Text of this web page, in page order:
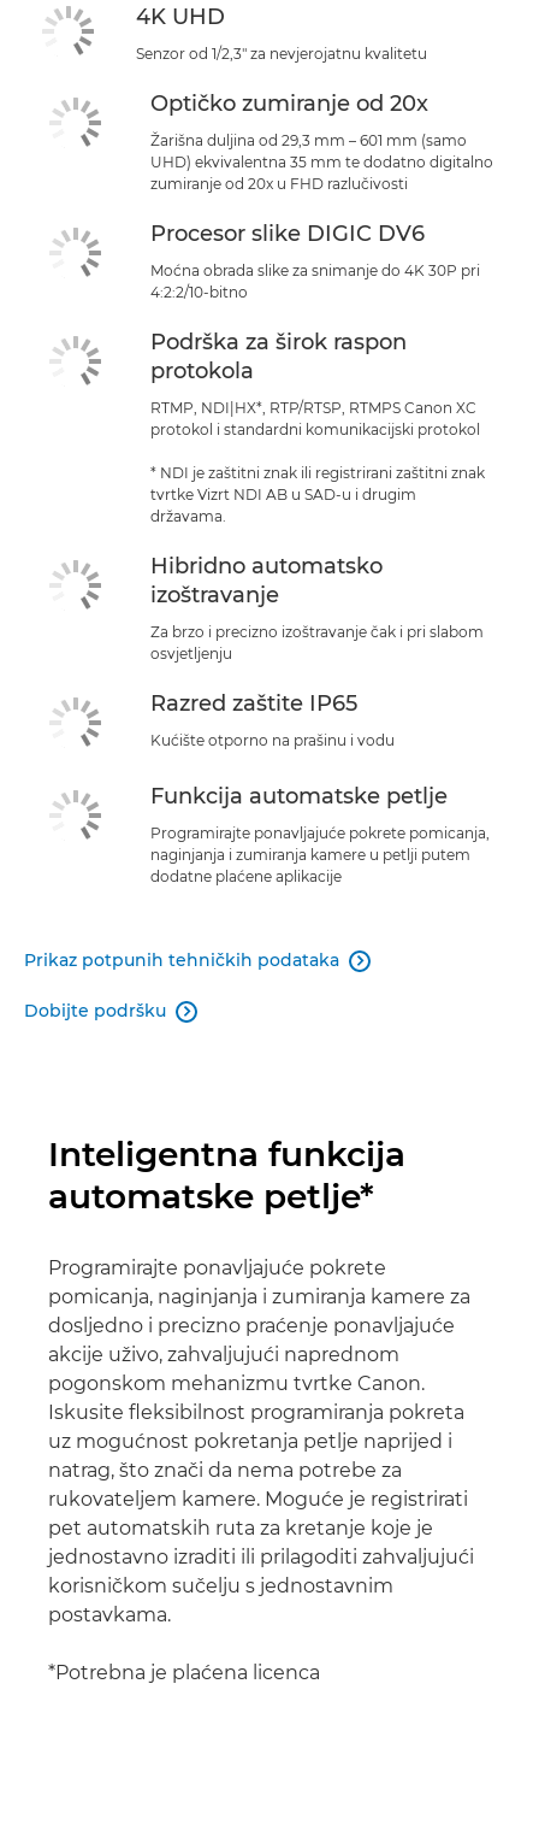
4K UHD
Senzor od 1/2,3" za nevjerojatnu kvalitetu
Optičko zumiranje od 20x
Žarišna duljina od 29,3 mm – 601 mm (samo
UHD) ekvivalentna 35 mm te dodatno digitalno
zumiranje od 20x u FHD razlučivosti
Procesor slike DIGIC DV6
Moćna obrada slike za snimanje do 4K 30P pri
4:2:2/10-bitno
Podrška za širok raspon
protokola
RTMP, NDI|HX*, RTP/RTSP, RTMPS Canon XC
protokol i standardni komunikacijski protokol
* NDI je zaštitni znak ili registrirani zaštitni znak
tvrtke Vizrt NDI AB u SAD-u i drugim
državama.
Hibridno automatsko
izoštravanje
Za brzo i precizno izoštravanje čak i pri slabom
osvjetljenju
Razred zaštite IP65
Kućište otporno na prašinu i vodu
Funkcija automatske petlje
Programirajte ponavljajuće pokrete pomicanja,
naginjanja i zumiranja kamere u petlji putem
dodatne plaćene aplikacije
Prikaz potpunih tehničkih podataka 
Dobijte podršku 
Inteligentna funkcija
automatske petlje*
Programirajte ponavljajuće pokrete
pomicanja, naginjanja i zumiranja kamere za
dosljedno i precizno praćenje ponavljajuće
akcije uživo, zahvaljujući naprednom
pogonskom mehanizmu tvrtke Canon.
Iskusite fleksibilnost programiranja pokreta
uz mogućnost pokretanja petlje naprijed i
natrag, što znači da nema potrebe za
rukovateljem kamere. Moguće je registrirati
pet automatskih ruta za kretanje koje je
jednostavno izraditi ili prilagoditi zahvaljujući
korisničkom sučelju s jednostavnim
postavkama.
*Potrebna je plaćena licenca